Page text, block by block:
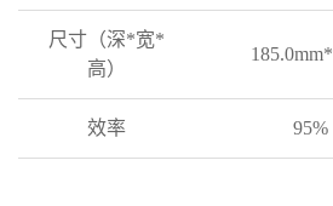
尺寸（深*宽*
高）
效率